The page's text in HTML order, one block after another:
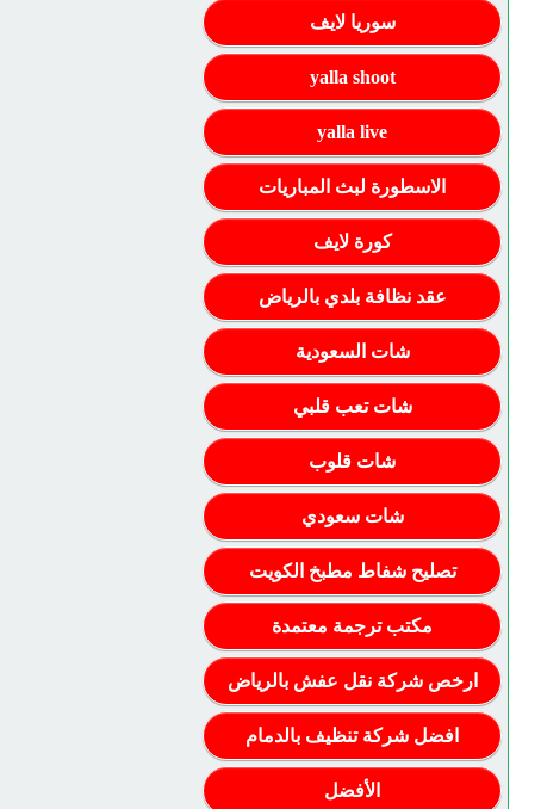
سوريا لايف
yalla shoot
yalla live
الاسطورة لبث المباريات
كورة لايف
عقد نظافة بلدي بالرياض
شات السعودية
شات تعب قلبي
شات قلوب
شات سعودي
تصليح شفاط مطبخ الكويت
مكتب ترجمة معتمدة
ارخص شركة نقل عفش بالرياض
افضل شركة تنظيف بالدمام
الأفضل